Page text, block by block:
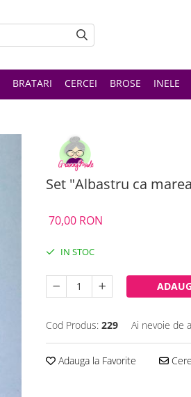
BRATARI CERCEI BROSE INELE
Set "Albastru ca
70,00 RON
IN STOC
Cod Produs: 229 Ai nevoie de
Adauga la Favorite